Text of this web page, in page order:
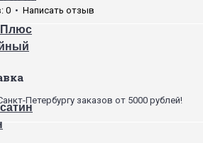
Плюс
0 • Написать отзыв
Петербургу заказов от 5000 рублей!